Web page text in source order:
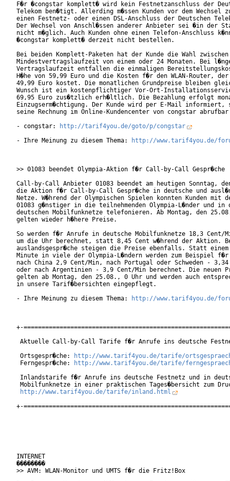
F�r �congstar komplett� wird kein Festnetzanschluss der
Telekom ben�tigt. Allerding m�ssen Kunden vor dem Wechsel
einen Festnetz- oder einen DSL-Anschluss der Deutschen
Der Wechsel von Anschl�ssen anderer Anbieter sei �in der
nicht m�glich. Auch Kunden ohne einen Telefon-Anschluss
�congstar komplett� derzeit nicht bestellen.
Bei beiden Komplett-Paketen hat der Kunde die Wahl
Mindestvertragslaufzeit von einem oder 24 Monaten. Bei
Vertragslaufzeit entfallen die einmaligen
H�he von 59,99 Euro und die Kosten f�r den WLAN-Router,
49,99 Euro kostet. Die monatlichen Grundpreise bleiben
Wunsch ist ein kostenpflichtiger Vor-Ort-
69,95 Euro zus�tzlich erh�ltlich. Die Bezahlung erfolgt
Einzugserm�chtigung. Der Kunde wird per E-Mail informiert,
seine Rechnung im Online-Kundencenter von congstar
- congstar:
http://tarif4you.de/goto/p/congstar
- Ihre Meinung zu diesem Thema:
http://www.tarif4you.de/
>> 01083 beendet Olympia-Aktion f�r Call-by-Call Gespr�che
Call-by-Call Anbieter 01083 beendet am heutigen Sonntag,
die Aktion f�r Call-by-Call Gespr�che in deutsche und
Netze. W�hrend der Olympischen Spielen konnten Kunden mit
01083 g�nstiger in die teilnehmenden Olympia-L�nder und in
deutschen Mobilfunknetze telefonieren. Ab Montag, den
gelten wieder h�here Preise.
So werden f�r Anrufe in deutsche Mobilfunknetze 18,3 Cent/
um die Uhr berechnet, statt 8,45 Cent w�hrend der Aktion.
auslandsgespr�che steigen die Preise ebenfalls. Statt
Minute in viele der Olympia-L�ndern werden zum Beispiel f�r
nach China 2,9 Cent/Min, nach Portugal oder Schweden -
oder nach Argentinien - 3,9 Cent/Min berechnet. Die neuen
gelten ab Montag, den 25.08., 0 Uhr und werden auch
in unsere Tarif�bersichten eingepflegt.
- Ihre Meinung zu diesem Thema:
http://www.tarif4you.de/
+-
Aktuelle Call-by-Call Tarife f�r Anrufe ins deutsche
Ortsgespr�che:
http://www.tarif4you.de/tarife/
Ferngespr�che:
http://www.tarif4you.de/tarife/
Inlandstarife f�r Anrufe ins deutsche Festnetz und in
Mobilfunknetze in einer praktischen Tages�bersicht zum
http://www.tarif4you.de/tarife/inland.html
+-
INTERNET
��������
>> AVM: WLAN-Monitor und UMTS f�r die Fritz!Box